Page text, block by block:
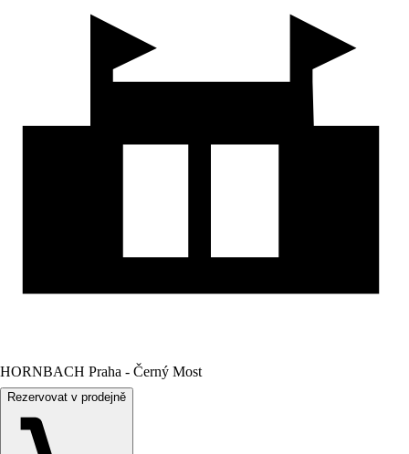
HORNBACH Praha - Černý Most
Rezervovat v prodejně